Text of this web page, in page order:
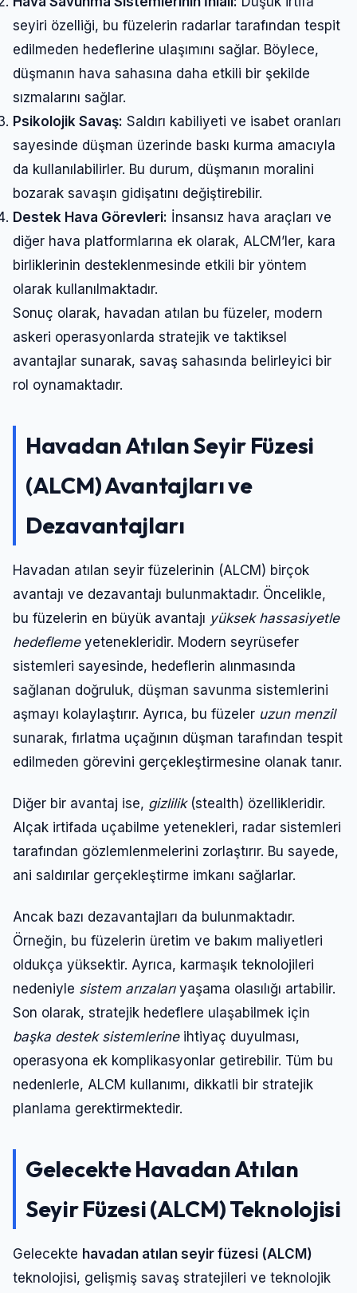
seyiri özelliği, bu füzelerin radarlar tarafından tespit
edilmeden hedeflerine ulaşımını sağlar. Böylece,
düşmanın hava sahasına daha etkili bir şekilde
sızmalarını sağlar.
Psikolojik Savaş: Saldırı kabiliyeti ve isabet oranları
sayesinde düşman üzerinde baskı kurma amacıyla
da kullanılabilirler. Bu durum, düşmanın moralini
bozarak savaşın gidişatını değiştirebilir.
Destek Hava Görevleri: İnsansız hava araçları ve
diğer hava platformlarına ek olarak, ALCM’ler, kara
birliklerinin desteklenmesinde etkili bir yöntem
olarak kullanılmaktadır.
Sonuç olarak, havadan atılan bu füzeler, modern
askeri operasyonlarda stratejik ve taktiksel
avantajlar sunarak, savaş sahasında belirleyici bir
rol oynamaktadır.
Havadan Atılan Seyir Füzesi
(ALCM) Avantajları ve
Dezavantajları
Havadan atılan seyir füzelerinin (ALCM) birçok
avantajı ve dezavantajı bulunmaktadır. Öncelikle,
bu füzelerin en büyük avantajı yüksek hassasiyetle
hedeflemeyetenekleridir. Modern seyrüsefer
sistemleri sayesinde, hedeflerin alınmasında
sağlanan doğruluk, düşman savunma sistemlerini
aşmayı kolaylaştırır. Ayrıca, bu füzeler uzun menzil
sunarak, fırlatma uçağının düşman tarafından tespit
edilmeden görevini gerçekleştirmesine olanak tanır.
Diğer bir avantaj ise, gizlilik(stealth) özellikleridir.
Alçak irtifada uçabilme yetenekleri, radar sistemleri
tarafından gözlemlenmelerini zorlaştırır. Bu sayede,
ani saldırılar gerçekleştirme imkanı sağlarlar.
Ancak bazı dezavantajları da bulunmaktadır.
Örneğin, bu füzelerin üretim ve bakım maliyetleri
oldukça yüksektir. Ayrıca, karmaşık teknolojileri
nedeniyle sistem arızalarıyaşama olasılığı artabilir.
Son olarak, stratejik hedeflere ulaşabilmek için
başka destek sistemlerineihtiyaç duyulması,
operasyona ek komplikasyonlar getirebilir. Tüm bu
nedenlerle, ALCM kullanımı, dikkatli bir stratejik
planlama gerektirmektedir.
Gelecekte Havadan Atılan
Seyir Füzesi (ALCM) Teknolojisi
Gelecekte havadan atılan seyir füzesi (ALCM)
teknolojisi, gelişmiş savaş stratejileri ve teknolojik